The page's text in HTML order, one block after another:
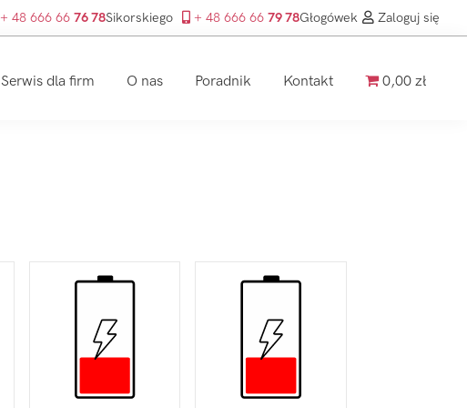
+ 48 666 66 76 78Sikorskiego + 48 666 66 79 78Głogówek Zaloguj się
Serwis dla firm O nas Poradnik Kontakt 0,00 zł